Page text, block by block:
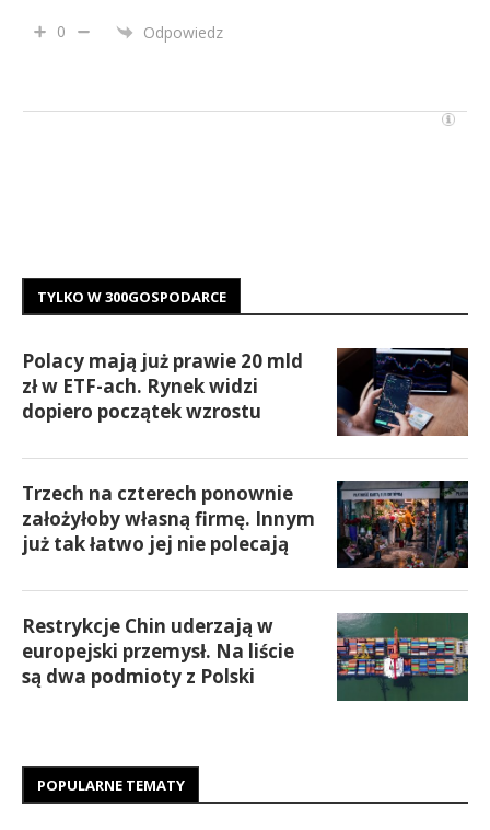
0 Odpowiedz
TYLKO W 300GOSPODARCE
Polacy mają już prawie 20 mld
zł w ETF-ach. Rynek widzi
dopiero początek wzrostu
Trzech na czterech ponownie
założyłoby własną firmę. Innym
już tak łatwo jej nie polecają
Restrykcje Chin uderzają w
europejski przemysł. Na liście
są dwa podmioty z Polski
POPULARNE TEMATY